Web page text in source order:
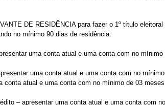
DE RESIDÊNCIA para fazer o 1º título
no mínimo 90 dias de residência:
uma conta atual e uma conta com no mínimo
uma conta atual e uma conta com no
conta atual e uma conta com no mínimo de 03
– apresentar uma conta atual e uma conta com